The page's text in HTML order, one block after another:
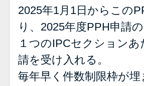
2025年1月1日からこの
り、2025年度PPH申請
１つのIPCセクション
請を受け入れる。
毎年早く件数制限枠が